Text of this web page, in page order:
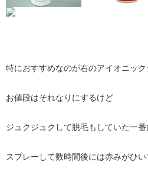
特におすすめなのが右のアイオニック
お値段はそれなりにするけど
ジュクジュクして脱毛もしていた一
スプレーして数時間後には赤みがひい